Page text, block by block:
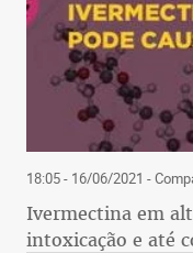
18:05 - 16/06/2021 -
Ivermectina em
intoxicação e até